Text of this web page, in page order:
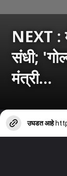
NEXT :
संधी;
मंत्री...
उघडत आहे